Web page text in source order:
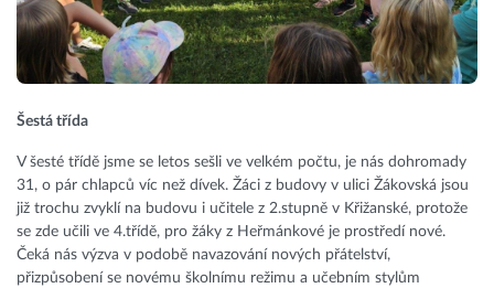
Šestá třída
V šesté třídě jsme se letos sešli ve velkém počtu, je nás dohromady
31, o pár chlapců víc než dívek. Žáci z budovy v ulici Žákovská jsou
již trochu zvyklí na budovu i učitele z 2.stupně v Křižanské, protože
se zde učili ve 4.třídě, pro žáky z Heřmánkové je prostředí nové.
Čeká nás výzva v podobě navazování nových přátelství,
přizpůsobení se novému školnímu režimu a učebním stylům